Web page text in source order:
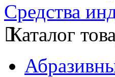
Средства
Каталог